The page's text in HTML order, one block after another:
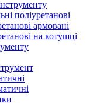
поліуретанові
армовані
на котушці